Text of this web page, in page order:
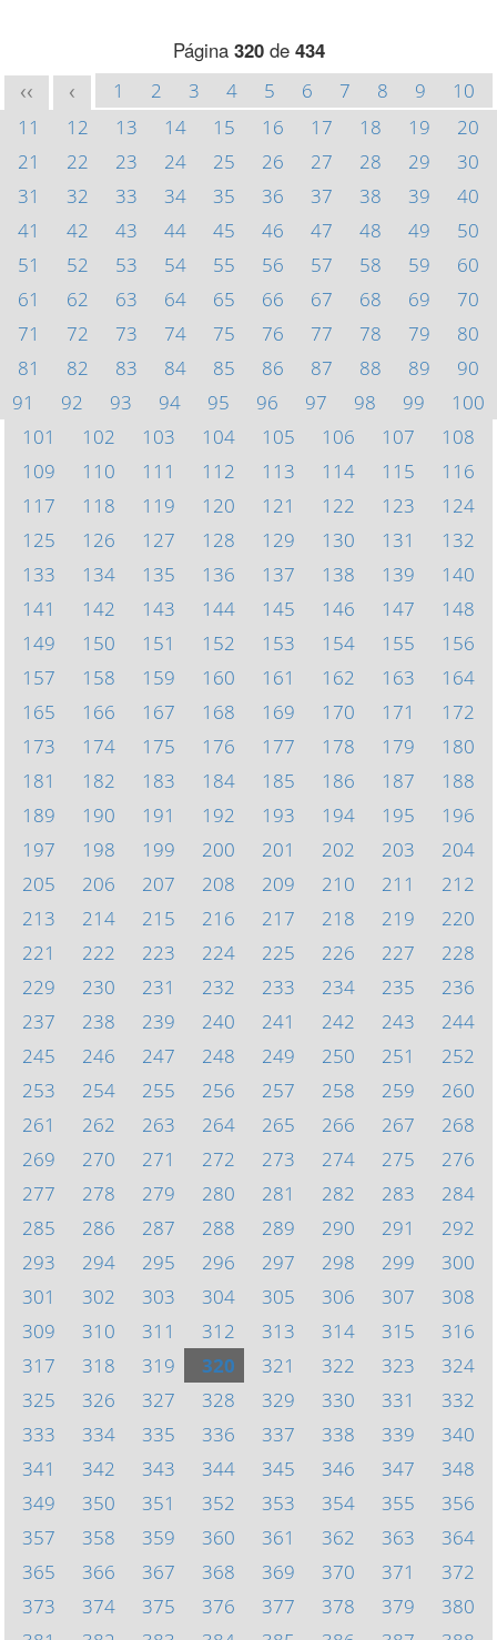
Página 320de 434
<< < 1 2 3 4 5 6 7 8 9
10
11
12 13 14 15 16 17 18 19
20
21
22 23 24 25 26 27 28 29
30
31
32 33 34 35 36 37 38 39
40
41
42 43 44 45 46 47 48 49
50
51
52 53 54 55 56 57 58 59
60
61
62 63 64 65 66 67 68 69
70
71
72 73 74 75 76 77 78 79
80
81
82 83 84 85 86 87 88 89
90
91
92 93 94 95 96 97 98 99
100
101
102 103 104 105 106 107
108
109
110 111 112 113 114 115
116
117
118 119 120 121 122 123
124
125
126 127 128 129 130 131
132
133
134 135 136 137 138 139
140
141
142 143 144 145 146 147
148
149
150 151 152 153 154 155
156
157
158 159 160 161 162 163
164
165
166 167 168 169 170 171
172
173
174 175 176 177 178 179
180
181
182 183 184 185 186 187
188
189
190 191 192 193 194 195
196
197
198 199 200 201 202 203
204
205
206 207 208 209 210 211
212
213
214 215 216 217 218 219
220
221
222 223 224 225 226 227
228
229
230 231 232 233 234 235
236
237
238 239 240 241 242 243
244
245
246 247 248 249 250 251
252
253
254 255 256 257 258 259
260
261
262 263 264 265 266 267
268
269
270 271 272 273 274 275
276
277
278 279 280 281 282 283
284
285
286 287 288 289 290 291
292
293
294 295 296 297 298 299
300
301
302 303 304 305 306 307
308
309
310 311 312 313 314 315
316
317
318 319 320 321 322 323
324
325
326 327 328 329 330 331
332
333
334 335 336 337 338 339
340
341
342 343 344 345 346 347
348
349
350 351 352 353 354 355
356
357
358 359 360 361 362 363
364
365
366 367 368 369 370 371
372
373
374 375 376 377 378 379
380